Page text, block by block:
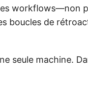
workflows—non
boucles de
seule machine.